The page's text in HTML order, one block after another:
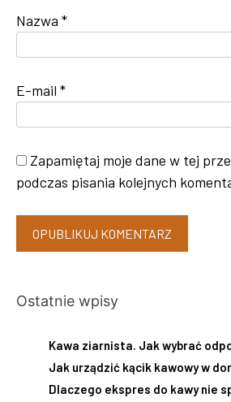
Nazwa *
E-mail *
Zapamiętaj moje dane w tej
podczas pisania kolejnych
Ostatnie wpisy
Kawa ziarnista. Jak wybrać
Jak urządzić kącik kawowy w
Dlaczego ekspres do kawy nie